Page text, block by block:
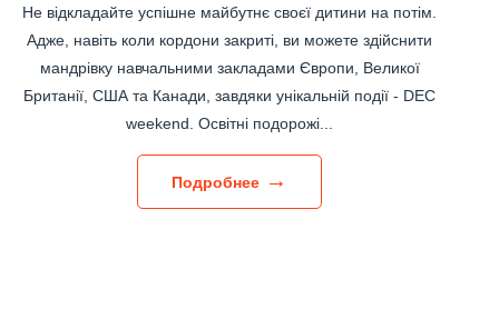
Не відкладайте успішне майбутнє своєї дитини на потім.
Адже, навіть коли кордони закриті, ви можете здійснити
мандрівку навчальними закладами Європи, Великої
Британії, США та Канади, завдяки унікальній події - DEC
weekend. Освітні подорожі...
Подробнее